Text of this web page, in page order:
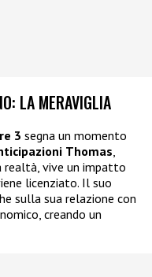
LA MERAVIGLIA
3 segna un momento
Thomas
realtà, vive un impatto
licenziato. Il suo
sulla sua relazione con
creando un